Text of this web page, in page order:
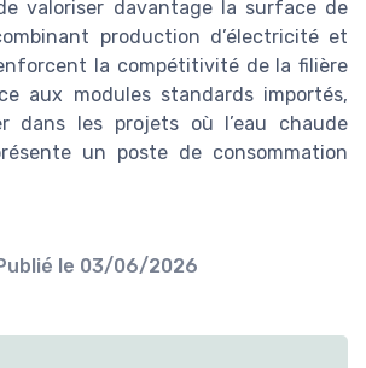
valoriser davantage la surface de
production d’électricité et
la compétitivité de la filière
aux modules standards importés,
dans les projets où l’eau chaude
un poste de consommation
le 03/06/2026